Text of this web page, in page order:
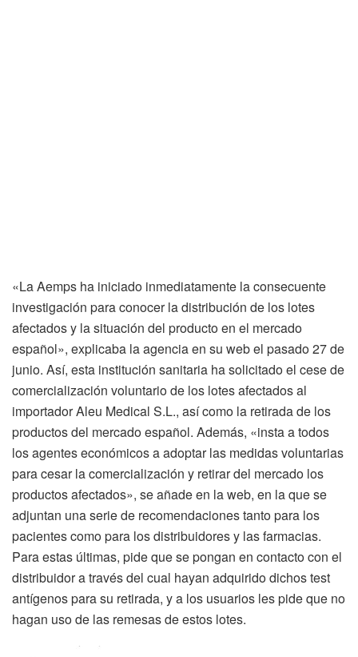
«La Aemps ha iniciado inmediatamente la consecuente
investigación para conocer la distribución de los lotes
afectados y la situación del producto en el mercado
español», explicaba la agencia en su web el pasado 27 de
junio. Así, esta institución sanitaria ha solicitado el cese de
comercialización voluntario de los lotes afectados al
importador Aleu Medical S.L., así como la retirada de los
productos del mercado español. Además, «insta a todos
los agentes económicos a adoptar las medidas voluntarias
para cesar la comercialización y retirar del mercado los
productos afectados», se añade en la web, en la que se
adjuntan una serie de recomendaciones tanto para los
pacientes como para los distribuidores y las farmacias.
Para estas últimas, pide que se pongan en contacto con el
distribuidor a través del cual hayan adquirido dichos test
antígenos para su retirada, y a los usuarios les pide que no
hagan uso de las remesas de estos lotes.